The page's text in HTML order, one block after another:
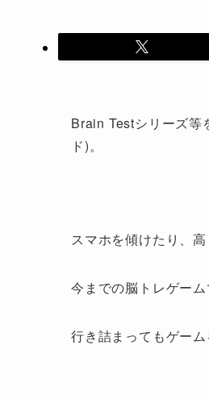
Brain Testシリーズ等
ド)。
スマホを傾けたり、
今までの脳トレゲー
行き詰まってもゲー